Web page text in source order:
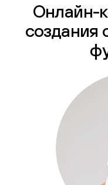
Онлайн-
создания